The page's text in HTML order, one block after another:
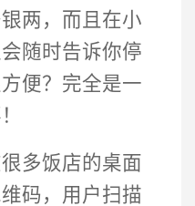
两，而且在小
随时告诉你停
便？完全是一
多饭店的桌面
码，用户扫描